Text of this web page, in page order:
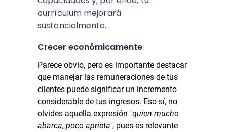
currículum mejorará
sustancialmente.
Crecer económicamente
Parece obvio, pero es importante destacar
que manejar las remuneraciones de tus
clientes puede significar un incremento
considerable de tus ingresos. Eso sí, no
olvides aquella expresión "quien mucho
abarca, poco aprieta", pues es relevante